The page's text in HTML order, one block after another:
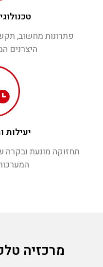
פתרונות מחשוב,
היצרנים
יעילות
תחזוקה מונעת
מרכזיה